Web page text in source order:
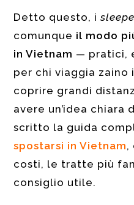
Detto questo, i
comunque il modo
in Vietnam — pratici,
per chi viaggia zaino
coprire grandi
avere un’idea chiara
scritto la guida
spostarsi in Vietnam,
costi, le tratte più
consiglio utile.